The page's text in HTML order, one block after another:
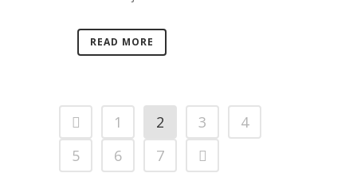
READ MORE
1 2 3
4
5
6 7